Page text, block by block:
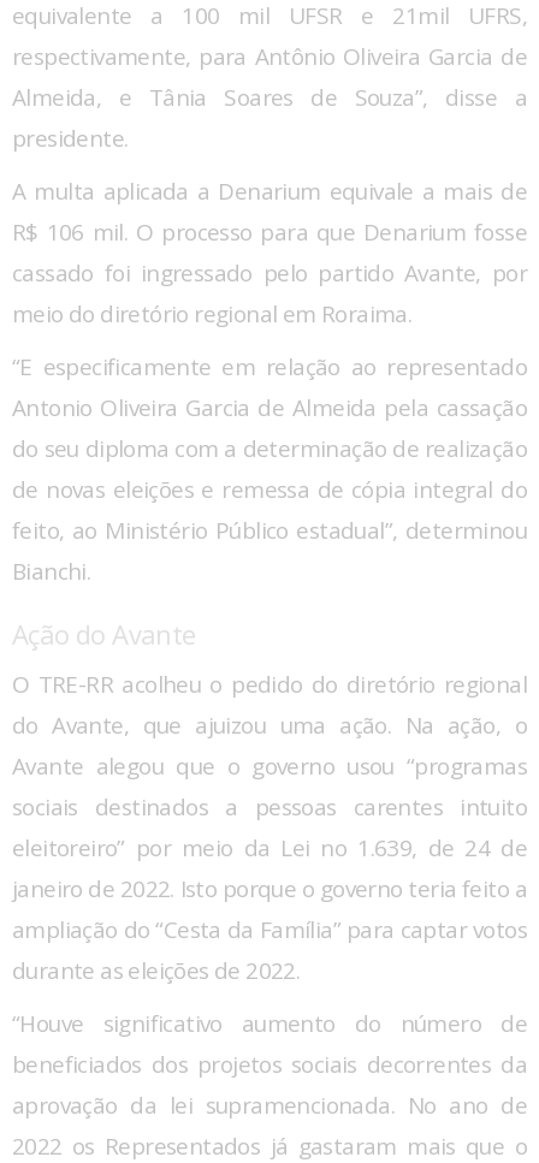
equivalente a 100 mil UFSR e 21mil UFRS,
respectivamente, para Antônio Oliveira Garcia de
Almeida, e Tânia Soares de Souza”, disse a
presidente.
A multa aplicada a Denarium equivale a mais de
R$ 106 mil. O processo para que Denarium fosse
cassado foi ingressado pelo partido Avante, por
meio do diretório regional em Roraima.
“E especificamente em relação ao representado
Antonio Oliveira Garcia de Almeida pela cassação
do seu diploma com a determinação de realização
de novas eleições e remessa de cópia integral do
feito, ao Ministério Público estadual”, determinou
Bianchi.
Ação do Avante
O TRE-RR acolheu o pedido do diretório regional
do Avante, que ajuizou uma ação. Na ação, o
Avante alegou que o governo usou “programas
sociais destinados a pessoas carentes intuito
eleitoreiro” por meio da Lei no 1.639, de 24 de
janeiro de 2022. Isto porque o governo teria feito a
ampliação do “Cesta da Família” para captar votos
durante as eleições de 2022.
“Houve significativo aumento do número de
beneficiados dos projetos sociais decorrentes da
aprovação da lei supramencionada. No ano de
2022 os Representados já gastaram mais que o